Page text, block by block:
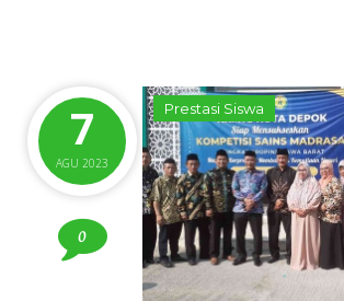
7
AGU 2023
0
Prestasi Siswa